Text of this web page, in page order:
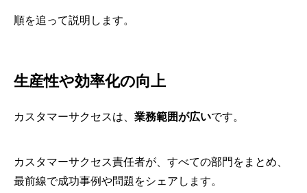
順を追って説明します。
生産性や効率化の向上
カスタマーサクセスは、 業務範囲が広いです。
カスタマーサクセス責任者が、すべての部門をまとめ、
最前線で成功事例や問題をシェアします。